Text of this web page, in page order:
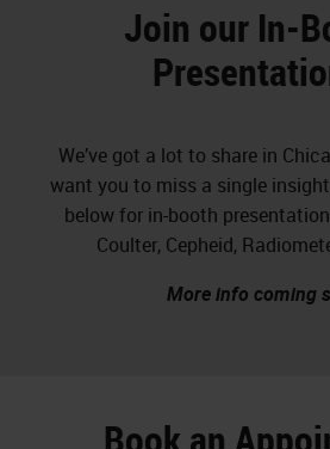
Join our In-
We’ve got a lot to share in
want you to miss a single
below for in-booth
Coulter, Cepheid,
More info coming